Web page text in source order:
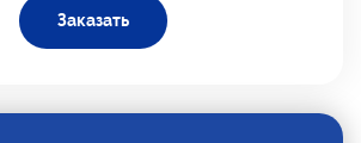
Заказать